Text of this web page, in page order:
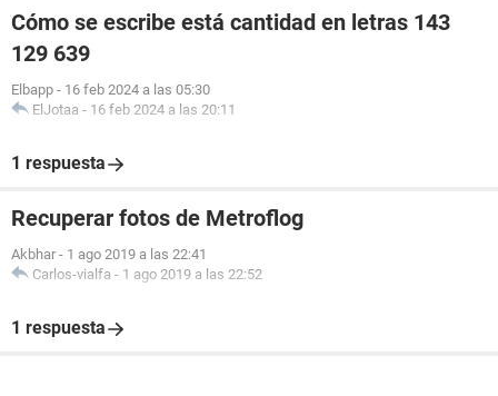
Cómo se escribe está cantidad en letras 143
129 639
Elbapp - 16 feb 2024 a las 05:30
ElJotaa - 16 feb 2024 a las 20:11
1 respuesta
Recuperar fotos de Metroflog
Akbhar - 1 ago 2019 a las 22:41
Carlos-vialfa - 1 ago 2019 a las 22:52
1 respuesta